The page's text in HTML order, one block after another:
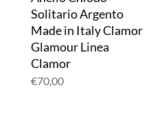
Solitario Argento
Made in Italy Clamor
Glamour Linea
Clamor
€70,00